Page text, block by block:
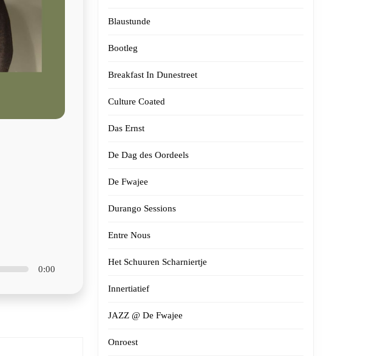
0:00
Blaustunde
Bootleg
Breakfast In Dunestreet
Culture Coated
Das Ernst
De Dag des Oordeels
De Fwajee
Durango Sessions
Entre Nous
Het Schuuren Scharniertje
Innertiatief
JAZZ @ De Fwajee
Onroest